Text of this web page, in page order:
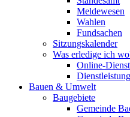
Meldewesen
Wahlen
Fundsachen
Sitzungskalender
Was erledige ich
Online-
Bauen & Umwelt
Baugebiete
Gemeinde